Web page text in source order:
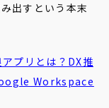
出すという本末
アプリとは？DX推
Workspace